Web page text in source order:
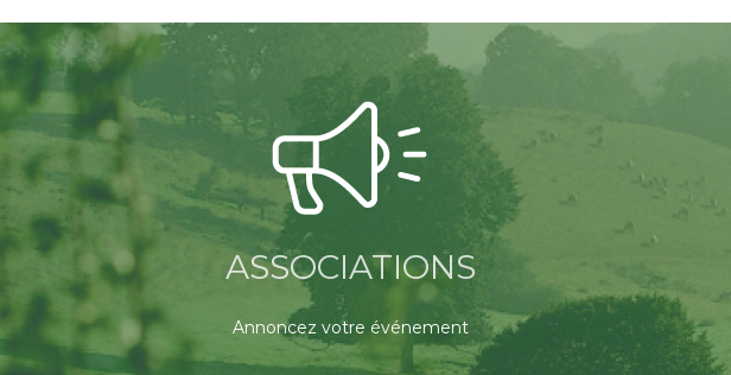
ASSOCIATIONS
Annoncez votre événement